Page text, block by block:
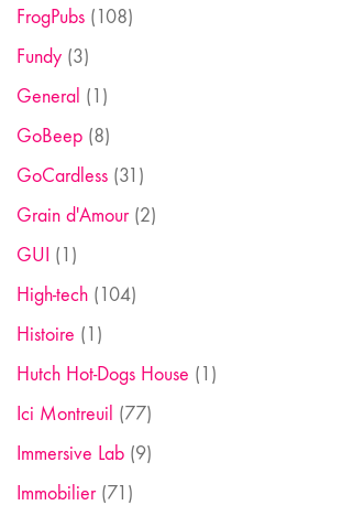
FrogPubs (108)
Fundy (3)
General (1)
GoBeep (8)
GoCardless (31)
Grain d'Amour(2)
GUI (1)
High-tech (104)
Histoire (1)
Hutch Hot-Dogs House (1)
Ici Montreuil (77)
Immersive Lab (9)
Immobilier(71)